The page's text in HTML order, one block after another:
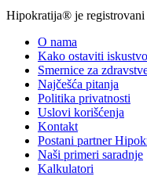
Hipokratija® je
O nama
Kako ostaviti iskustvo
Smernice za
Najčešća pitanja
Politika privatnosti
Uslovi korišćenja
Kontakt
Postani partner
Naši primeri saradnje
Kalkulatori